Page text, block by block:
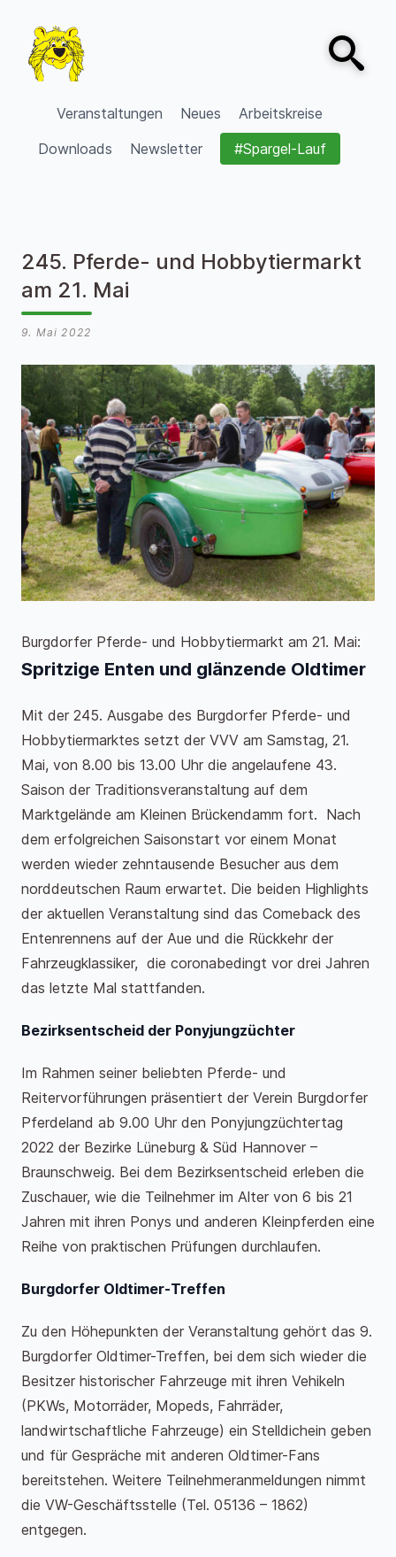
VVV Burgdorf
Veranstaltungen Neues
Arbeitskreise
Downloads
Newsletter #Spargel-Lauf
Open
245. Pferde- und Hobbytiermarkt
am 21. Mai
9. Mai 2022
Burgdorfer Pferde- und Hobbytiermarkt am 21. Mai:
Spritzige Enten und glänzende Oldtimer
Mit der 245. Ausgabe des Burgdorfer Pferde- und
Hobbytiermarktes setzt der VVV am Samstag, 21.
Mai, von 8.00 bis 13.00 Uhr die angelaufene 43.
Saison der Traditionsveranstaltung auf dem
Marktgelände am Kleinen Brückendamm fort. Nach
dem erfolgreichen Saisonstart vor einem Monat
werden wieder zehntausende Besucher aus dem
norddeutschen Raum erwartet. Die beiden Highlights
der aktuellen Veranstaltung sind das Comeback des
Entenrennens auf der Aue und die Rückkehr der
Fahrzeugklassiker, die coronabedingt vor drei Jahren
das letzte Mal stattfanden.
Bezirksentscheid der Ponyjungzüchter
Im Rahmen seiner beliebten Pferde- und
Reitervorführungen präsentiert der Verein Burgdorfer
Pferdeland ab 9.00 Uhr den Ponyjungzüchtertag
2022 der Bezirke Lüneburg & Süd Hannover –
Braunschweig. Bei dem Bezirksentscheid erleben die
Zuschauer, wie die Teilnehmer im Alter von 6 bis 21
Jahren mit ihren Ponys und anderen Kleinpferden eine
Reihe von praktischen Prüfungen durchlaufen.
Burgdorfer Oldtimer-Treffen
Zu den Höhepunkten der Veranstaltung gehört das 9.
Burgdorfer Oldtimer-Treffen, bei dem sich wieder die
Besitzer historischer Fahrzeuge mit ihren Vehikeln
(PKWs, Motorräder, Mopeds, Fahrräder,
landwirtschaftliche Fahrzeuge) ein Stelldichein geben
und für Gespräche mit anderen Oldtimer-Fans
bereitstehen. Weitere Teilnehmeranmeldungen nimmt
die VW-Geschäftsstelle (Tel. 05136 – 1862)
entgegen.